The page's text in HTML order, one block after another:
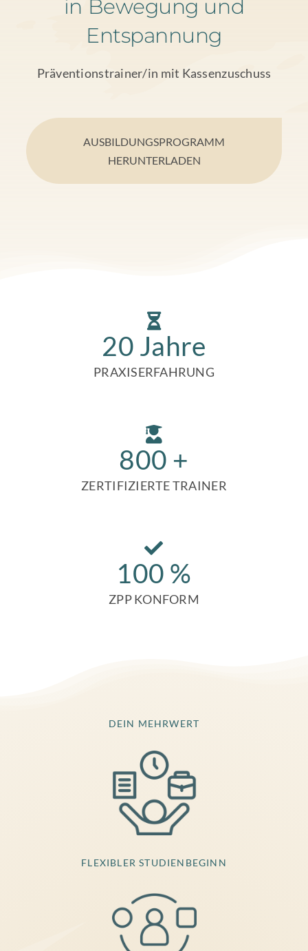
in Bewegung und
Entspannung
Präventionstrainer/in mit Kassenzuschuss
AUSBILDUNGSPROGRAMM
HERUNTERLADEN
20 Jahre
PRAXISERFAHRUNG
800 +
ZERTIFIZIERTE TRAINER
100 %
ZPP KONFORM
DEIN MEHRWERT
FLEXIBLER STUDIENBEGINN